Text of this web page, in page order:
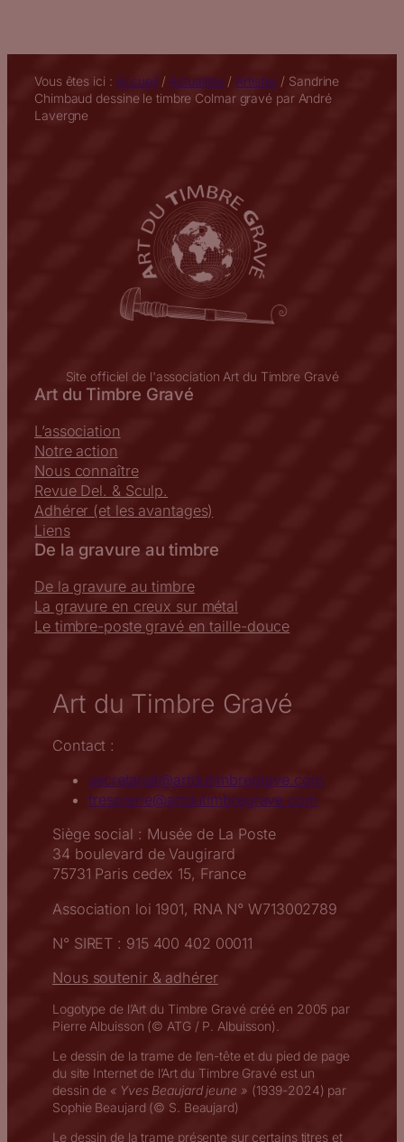
Vous êtes ici : Accueil / Actualités/ Artistes / Sandrine
Chimbaud dessine le timbre Colmar gravé par André
Lavergne
Site officiel de l'association Art du Timbre Gravé
Art du Timbre Gravé
L’association
Notre action
Nous connaître
Revue Del. & Sculp.
Adhérer (et les avantages)
Liens
De la gravure au timbre
De la gravure au timbre
La gravure en creux sur métal
Le timbre-poste gravé en taille-douce
Art du Timbre Gravé
Contact :
secretariat@artdutimbregrave.com
tresorerie@artdutimbregrave.com
Siège social : Musée de La Poste
34 boulevard de Vaugirard
75731 Paris cedex 15, France
Association loi 1901, RNA N° W713002789
N° SIRET : 915 400 402 00011
Nous soutenir & adhérer
Logotype de l’Art du Timbre Gravé créé en 2005 par
Pierre Albuisson (© ATG / P. Albuisson).
Le dessin de la trame de l’en-tête et du pied de page
du site Internet de l’Art du Timbre Gravé est un
dessin de « Yves Beaujard jeune » (1939-2024) par
Sophie Beaujard (© S. Beaujard)
Le dessin de la trame présente sur certains titres et